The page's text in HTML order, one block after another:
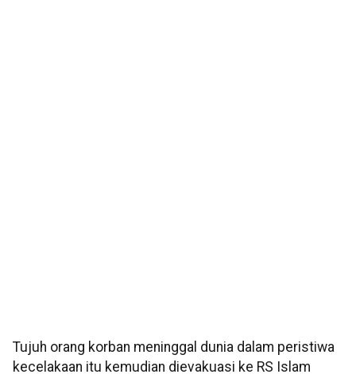
Tujuh orang korban meninggal dunia dalam peristiwa
kecelakaan itu kemudian dievakuasi ke RS Islam